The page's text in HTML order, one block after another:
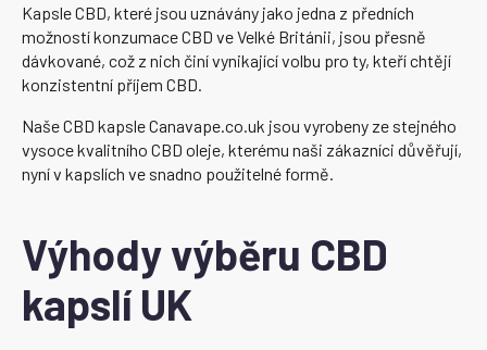
Kapsle CBD, které jsou uznávány jako jedna z předních
možností konzumace CBD ve Velké Británii, jsou přesně
dávkované, což z nich činí vynikající volbu pro ty, kteří chtějí
konzistentní příjem CBD.
Naše CBD kapsle Canavape.co.uk jsou vyrobeny ze stejného
vysoce kvalitního CBD oleje, kterému naši zákazníci důvěřují,
nyní v kapslích ve snadno použitelné formě.
Výhody výběru CBD
kapslí UK